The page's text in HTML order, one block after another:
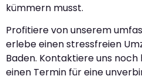
kümmern musst.
Profitiere von unserem
erlebe einen stressfreien
Baden. Kontaktiere uns
einen Termin für eine